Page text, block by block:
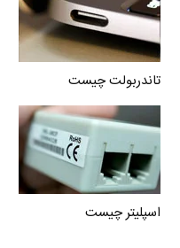
تاندربولت چیست
اسپلیتر چیست